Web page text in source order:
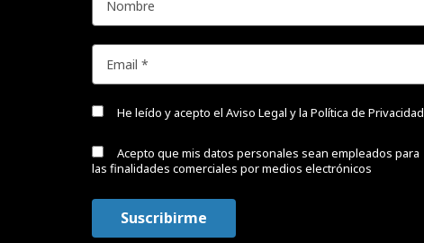
He leído y acepto el Aviso Legal y la Política de Privacidad
Acepto que mis datos personales sean empleados para
las finalidades comerciales por medios electrónicos